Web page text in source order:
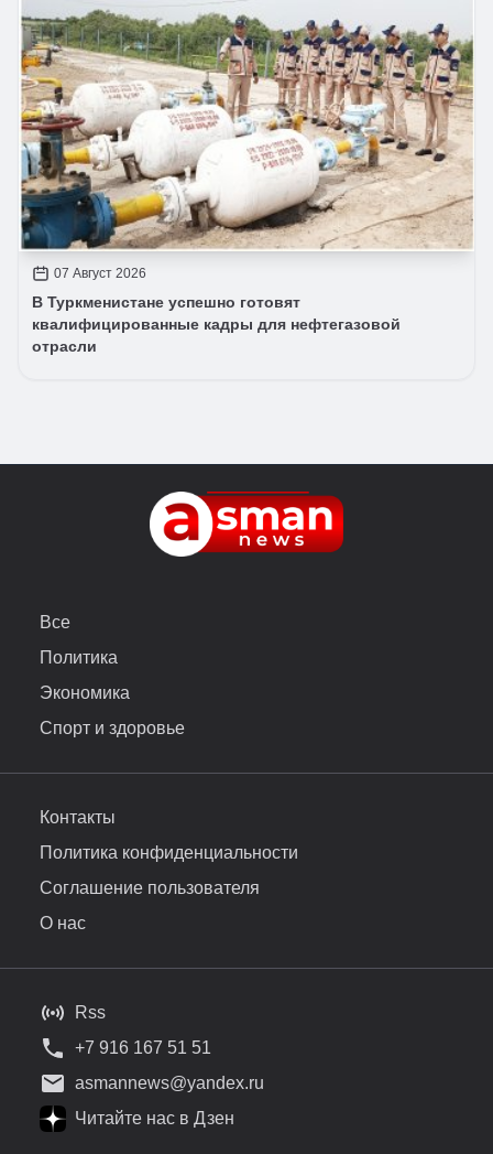
07 Август 2026
В Туркменистане успешно готовят
квалифицированные кадры для нефтегазовой
отрасли
Все
Политика
Экономика
Спорт и здоровье
Контакты
Политика конфиденциальности
Соглашение пользователя
О нас
Rss
+7 916 167 51 51
asmannews@yandex.ru
Читайте нас в Дзен